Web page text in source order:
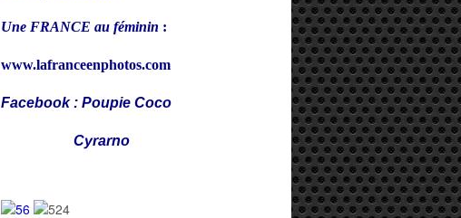
Une FRANCE au féminin :
www.lafranceenphotos.com
Facebook : Poupie Coco
Cyrarno